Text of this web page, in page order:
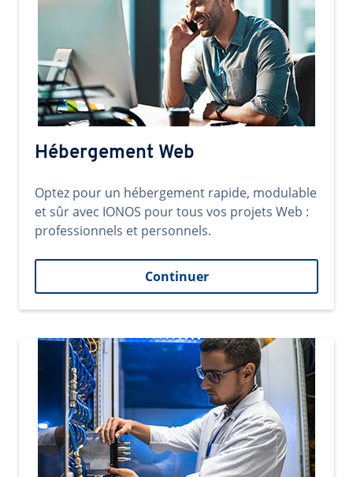
Hébergement Web
Optez pour un hébergement rapide, modulable
et sûr avec IONOS pour tous vos projets Web :
professionnels et personnels.
Continuer